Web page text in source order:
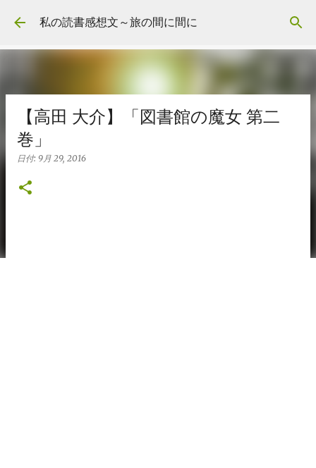
スキップしてメイン コンテンツに移動
私の読書感想文～旅の間に間に
【高田 大介】「図書館の魔女 第二
巻」
日付: 9月 29, 2016